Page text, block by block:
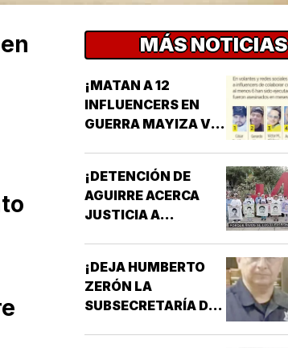
MÁS NOTICIAS
¡MATAN A 12
INFLUENCERS EN
GUERRA MAYIZA VS.
¡DETENCIÓN DE
AGUIRRE ACERCA
JUSTICIA A
¡DEJA HUMBERTO
ZERÓN LA
SUBSECRETARÍA DE